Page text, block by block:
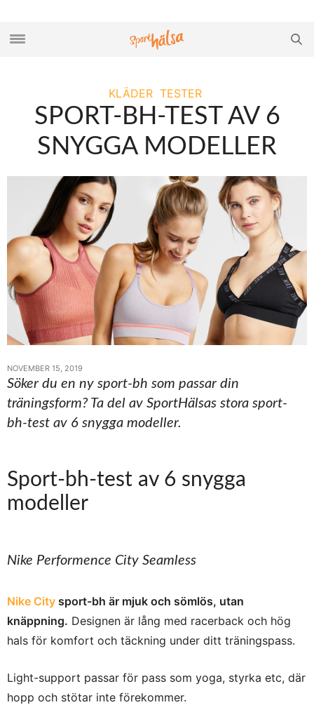
KLÄDER TESTER
SPORT-BH-TEST AV 6
SNYGGA MODELLER
NOVEMBER 15, 2019
Söker du en ny sport-bh som passar din
träningsform? Ta del av SportHälsas stora sport-
bh-test av 6 snygga modeller.
Sport-bh-test av 6 snygga
modeller
Nike Performence City Seamless
Nike City sport-bh är mjuk och sömlös, utan
knäppning. Designen är lång med racerback och hög
hals för komfort och täckning under ditt träningspass.
Light-support passar för pass som yoga, styrka etc, där
hopp och stötar inte förekommer.